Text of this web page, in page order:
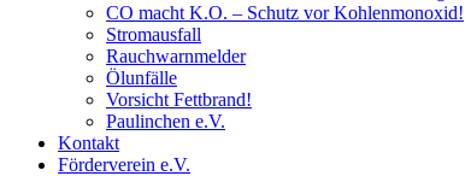
CO macht K.O. – Schutz vor Kohlenmonoxid!
Stromausfall
Rauchwarnmelder
Ölunfälle
Vorsicht Fettbrand!
Paulinchen e.V.
Kontakt
Förderverein e.V.